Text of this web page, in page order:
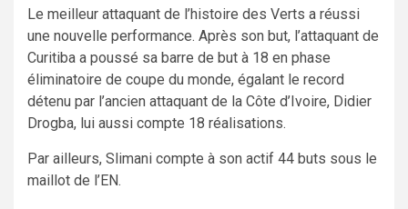
Le meilleur attaquant de l’histoire des Verts a réussi
une nouvelle performance. Après son but, l’attaquant de
Curitiba a poussé sa barre de but à 18 en phase
éliminatoire de coupe du monde, égalant le record
détenu par l’ancien attaquant de la Côte d’Ivoire, Didier
Drogba, lui aussi compte 18 réalisations.
Par ailleurs, Slimani compte à son actif 44 buts sous le
maillot de l’EN.